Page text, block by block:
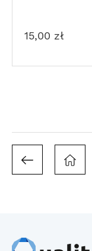
15,00 zł